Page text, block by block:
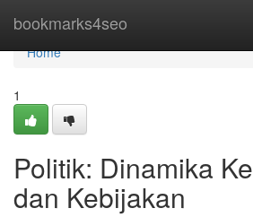
bookmarks4seo
Home
Home
1
Politik: Dinamika
dan Kebijakan